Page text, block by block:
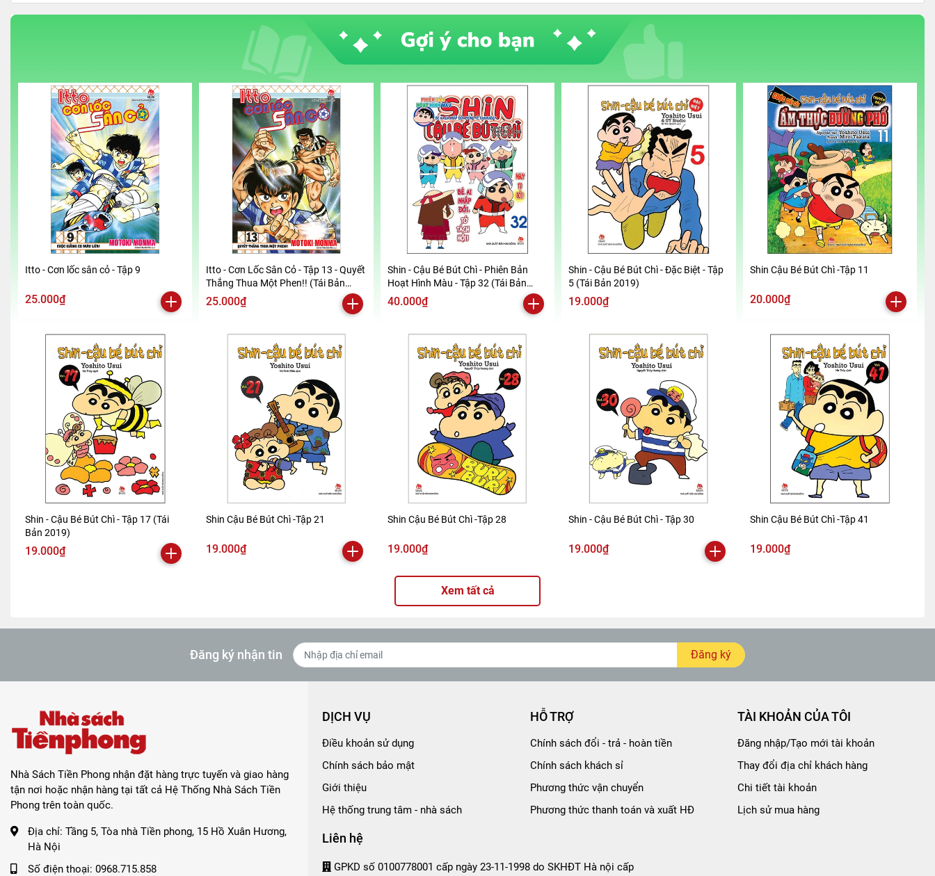
Itto - Cơn lốc sân cỏ - Tập 9
25.000₫
Itto - Cơn Lốc Sân Cỏ - Tập 13 - Quyết
Thắng Thua Một Phen!! (Tái Bản
2024)
25.000₫
Shin - Cậu Bé Bút Chì - Phiên Bản
Hoạt Hình Màu - Tập 32 (Tái Bản
2019)
40.000₫
Shin - Cậu Bé Bút Chì - Đặc Biệt - Tập
5 (Tái Bản 2019)
19.000₫
Shin Cậu Bé Bút Chì -Tập 11
20.000₫
Shin - Cậu Bé Bút Chì - Tập 17 (Tái
Bản 2019)
19.000₫
Shin Cậu Bé Bút Chì -Tập 21
19.000₫
Shin Cậu Bé Bút Chì -Tập 28
19.000₫
Shin - Cậu Bé Bút Chì - Tập 30
19.000₫
Shin Cậu Bé Bút Chì -Tập 41
19.000₫
Xem tất cả
Đăng ký nhận tin Đăng ký
Nhà Sách Tiền Phong nhận đặt hàng trực tuyến và giao hàng
tận nơi hoặc nhận hàng tại tất cả Hệ Thống Nhà Sách Tiền
Phong trên toàn quốc.
Địa chỉ: Tầng 5, Tòa nhà Tiền phong, 15 Hồ Xuân Hương,
Hà Nội
Số điện thoại: 0968.715.858
DỊCH VỤ
Điều khoản sử dụng
Chính sách bảo mật
Giới thiệu
Hệ thống trung tâm - nhà sách
HỖ TRỢ
Chính sách đổi - trả - hoàn tiền
Chính sách khách sỉ
Phương thức vận chuyển
Phương thức thanh toán và xuất HĐ
TÀI KHOẢN CỦA TÔI
Đăng nhập/Tạo mới tài khoản
Thay đổi địa chỉ khách hàng
Chi tiết tài khoản
Lịch sử mua hàng
Liên hệ
GPKD số 0100778001 cấp ngày 23-11-1998 do SKHĐT Hà nội cấp